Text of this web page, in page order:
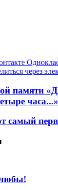
через
памяти
самый